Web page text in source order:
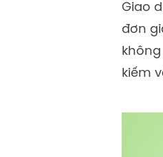
Giao
đơn
kiếm